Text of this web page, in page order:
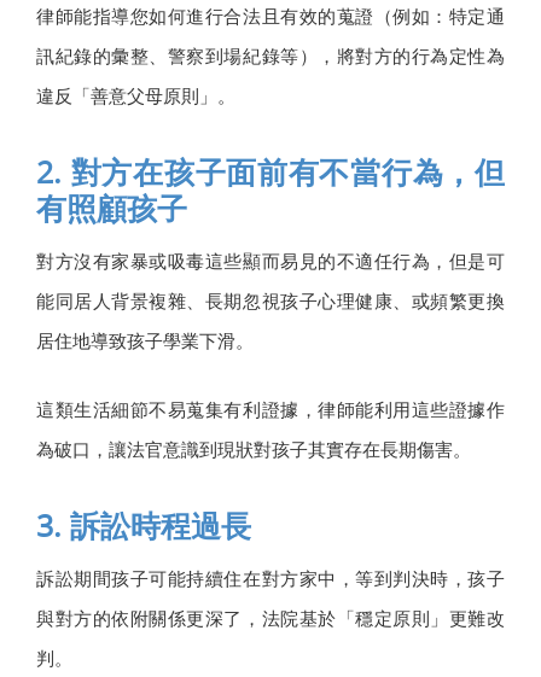
律師能指導您如何進行合法且有效的蒐證（例如：特定通
訊紀錄的彙整、警察到場紀錄等），將對方的行為定性為
違反「善意父母原則」。
2. 對方在孩子面前有不當行為，但
有照顧孩子
對方沒有家暴或吸毒這些顯而易見的不適任行為，但是可
能同居人背景複雜、長期忽視孩子心理健康、或頻繁更換
居住地導致孩子學業下滑。
這類生活細節不易蒐集有利證據，律師能利用這些證據作
為破口，讓法官意識到現狀對孩子其實存在長期傷害。
3. 訴訟時程過長
訴訟期間孩子可能持續住在對方家中，等到判決時，孩子
與對方的依附關係更深了，法院基於「穩定原則」更難改
判。